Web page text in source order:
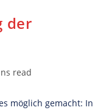
der
read
möglich gemacht: In